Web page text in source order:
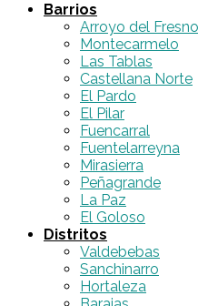
Barrios
Arroyo del Fresno
Montecarmelo
Las Tablas
Castellana Norte
El Pardo
El Pilar
Fuencarral
Fuentelarreyna
Mirasierra
Peñagrande
La Paz
El Goloso
Distritos
Valdebebas
Sanchinarro
Hortaleza